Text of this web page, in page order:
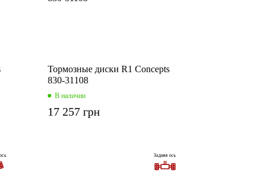
Тормозные диски R1 Concepts
830-31108
В наличии
17 257 грн
Задняя ось